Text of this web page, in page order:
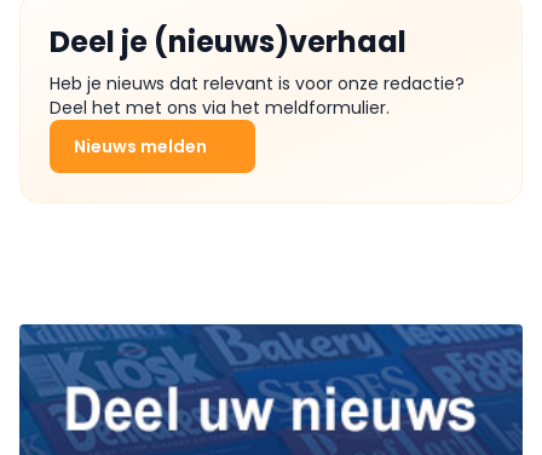
Deel je (nieuws)verhaal
Heb je nieuws dat relevant is voor onze redactie?
Deel het met ons via het meldformulier.
Nieuws melden